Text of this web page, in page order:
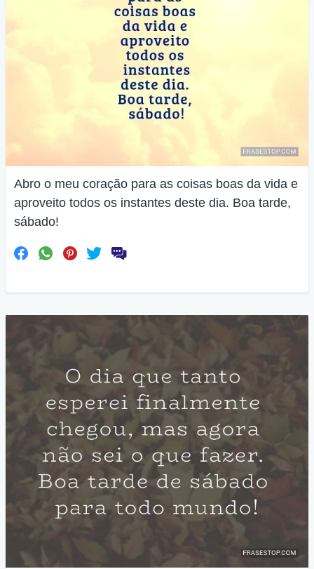
Abro o meu coração para as coisas boas da vida e
aproveito todos os instantes deste dia. Boa tarde,
sábado!